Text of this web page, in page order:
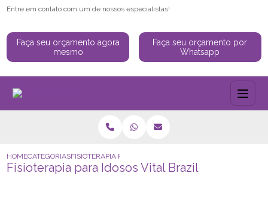
Entre em contato com um de nossos especialistas!
Faça seu orçamento agora
mesmo
Faça seu orçamento por
Whatsapp
HOMECATEGORIASFISIOTERAPIA PARA IDOSOS VITAL BRAZIL
Fisioterapia para Idosos Vital Brazil